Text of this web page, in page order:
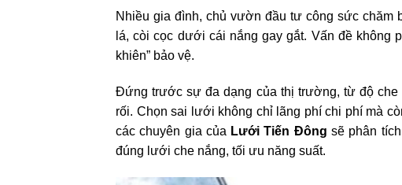
Nhiều gia đình, chủ vườn đầu tư công sức chăm
lá, còi cọc dưới cái nắng gay gắt. Vấn đề không
khiên” bảo vệ.
Đứng trước sự đa dạng của thị trường, từ độ che
rối. Chọn sai lưới không chỉ lãng phí chi phí mà
các chuyên gia của Lưới Tiến Đông sẽ phân
đúng lưới che nắng, tối ưu năng suất.